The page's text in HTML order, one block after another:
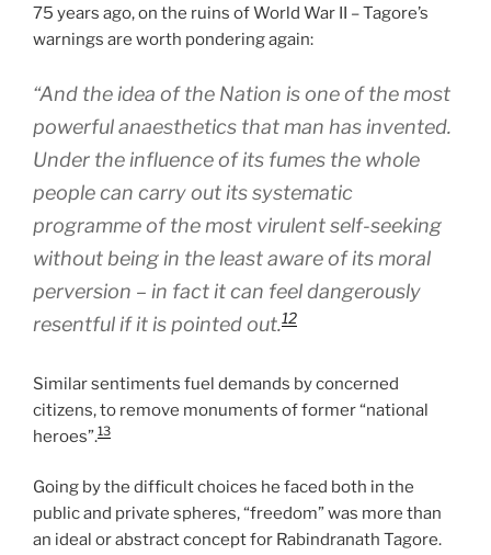
75 years ago, on the ruins of World War II – Tagore’s
warnings are worth pondering again:
“And the idea of the Nation is one of the most
powerful anaesthetics that man has invented.
Under the influence of its fumes the whole
people can carry out its systematic
programme of the most virulent self-seeking
without being in the least aware of its moral
perversion – in fact it can feel dangerously
resentful if it is pointed out.12
Similar sentiments fuel demands by concerned
citizens, to remove monuments of former “national
heroes”.13
Going by the difficult choices he faced both in the
public and private spheres, “freedom” was more than
an ideal or abstract concept for Rabindranath Tagore.